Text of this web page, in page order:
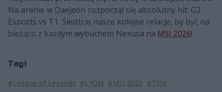
Na arenie w Daejeon rozpoczął się absolutny hit: G2
Esports vs T1. Śledźcie nasze kolejne relacje, by być na
bieżąco z każdym wybuchem Nexusa na MSI 2026!
Tagi
#League of Legends #LYON #MSI 2026 #TSW